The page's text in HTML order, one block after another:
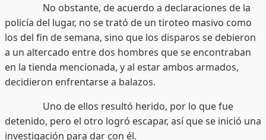
No obstante, de acuerdo a declaraciones de la
policía del lugar, no se trató de un tiroteo masivo como
los del fin de semana, sino que los disparos se debieron
a un altercado entre dos hombres que se encontraban
en la tienda mencionada, y al estar ambos armados,
decidieron enfrentarse a balazos.
Uno de ellos resultó herido, por lo que fue
detenido, pero el otro logró escapar, así que se inició una
investigación para dar con él.